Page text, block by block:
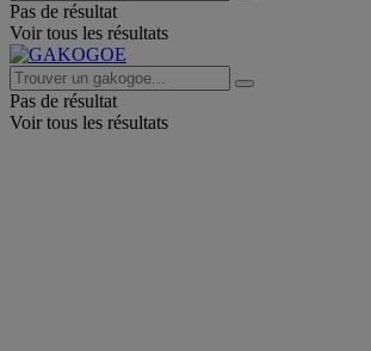
Pas de résultat
Voir tous les résultats
Pas de résultat
Voir tous les résultats